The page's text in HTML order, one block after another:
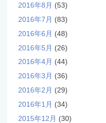
2016年8月 (53)
2016年7月 (83)
2016年6月 (48)
2016年5月 (26)
2016年4月 (44)
2016年3月 (36)
2016年2月 (29)
2016年1月 (34)
2015年12月 (30)